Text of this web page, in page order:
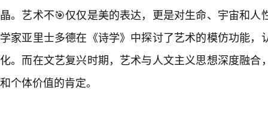
晶。艺术不🎯仅仅是美的表达，更是对生命、宇宙和人
学家亚里士多德在《诗学》中探讨了艺术的模仿功能，
化。而在文艺复兴时期，艺术与人文主义思想深度融合
和个体价值的肯定。